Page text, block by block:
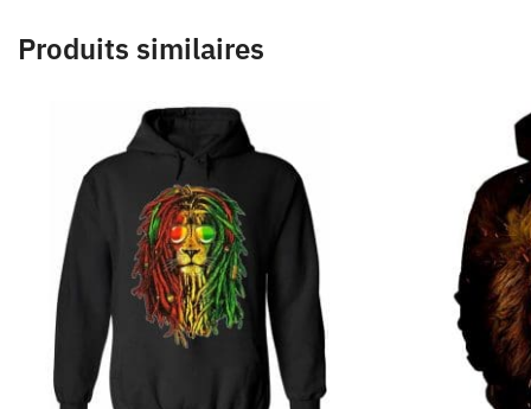
Produits similaires